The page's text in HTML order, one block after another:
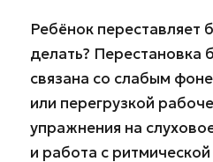
Ребёнок переставляет
делать? Перестановка
связана со слабым
или перегрузкой
упражнения на
и работа с